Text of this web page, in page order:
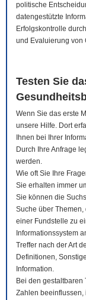
politische
datengestützte
Erfolgskontrolle
und Evaluierung von
Testen Sie
Wenn Sie das erste
unsere Hilfe. Dort
Ihnen bei Ihrer
Durch Ihre Anfrage
werden.
Wie oft Sie Ihre
Sie erhalten immer
Sie können die
Suche über
einer Fundstelle zu
Informationssystem
Treffer nach der Art
Definitionen,
Information.
Bei den
Zahlen